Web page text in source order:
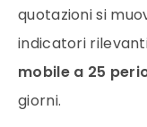
quotazioni si
indicatori
mobile a 25
giorni.